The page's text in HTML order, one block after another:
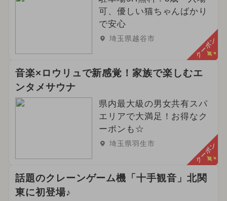
可、優しい猫ちゃんばかり
で安心
埼玉県越谷市 クーポン
音楽×ロウリュで新感覚！家族で楽しむエ
ンタメサウナ
県内最大級の男女共有スパ
エリアで大満足！お得なク
ーポンも☆
埼玉県羽生市 クーポン
話題のクレーンゲーム機「十手観音」北関
東に初登場♪